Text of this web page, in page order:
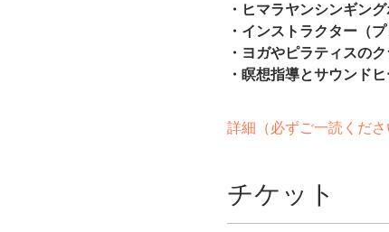
・ヒマラヤンシンギン
・インストラクター（
・ヨガやピラティスの
・瞑想指導とサウンド
詳細（必ずご一読くだ
チケット